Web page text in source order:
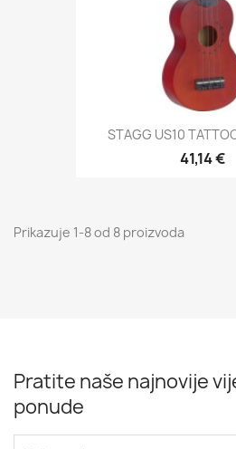
STAGG US10
41,14 €
Prikazuje 1-8 od 8 proizvoda
Pratite naše najnovije
ponude